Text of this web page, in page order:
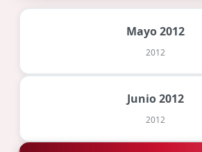
Mayo 2012
2012
Junio 2012
2012